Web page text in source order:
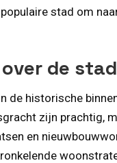
stad om
de stad
historische
zijn prachtig,
en